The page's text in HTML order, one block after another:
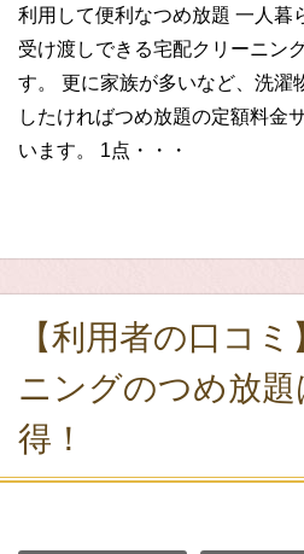
利用して便利なつめ放題 一人暮
受け渡しできる宅配クリーニン
す。 更に家族が多いなど、洗濯
したければつめ放題の定額料金
います。 1点・・・
【利用者の口コ
ニングのつめ放
得！